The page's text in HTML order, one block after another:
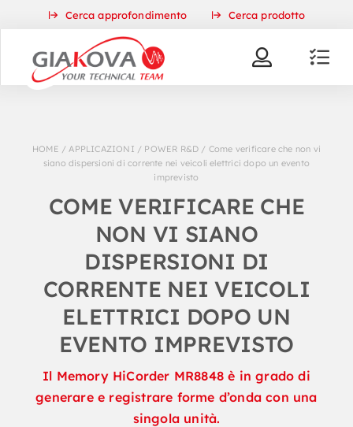
content
Cerca approfondimento Cerca prodotto
HOME / APPLICAZIONI / POWER R&D / Come verificare che non vi
siano dispersioni di corrente nei veicoli elettrici dopo un evento
imprevisto
COME VERIFICARE CHE
NON VI SIANO
DISPERSIONI DI
CORRENTE NEI VEICOLI
ELETTRICI DOPO UN
EVENTO IMPREVISTO
Il Memory HiCorder MR8848 è in grado di
generare e registrare forme d’onda con una
singola unità.